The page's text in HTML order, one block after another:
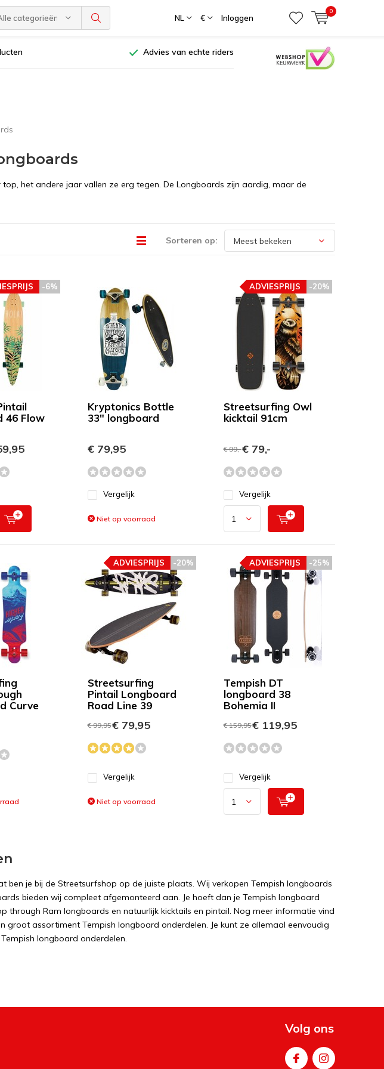
categorieën NL € Inloggen
0
Advies van echte riders
het andere jaar vallen ze erg tegen. De Longboards zijn aardig, maar de
Sorteren op:
46 Flow
-6%
Kryptonics Bottle
33" longboard
€ 79,95
Vergelijk
Niet op voorraad
Streetsurfing Owl
kicktail 91cm
-20%
ADVIESPRIJS
€ 99,-€ 79,-
Vergelijk
Curve
Streetsurfing
Pintail Longboard
Road Line 39
-20%
ADVIESPRIJS
€ 99,95€ 79,95
Vergelijk
Niet op voorraad
Tempish DT
longboard 38
Bohemia II
-25%
ADVIESPRIJS
€ 159,95€ 119,95
Vergelijk
ben je bij de Streetsurfshop op de juiste plaats. Wij verkopen Tempish longboards
bieden wij compleet afgemonteerd aan. Je hoeft dan je Tempish longboard
through Ram longboards en natuurlijk kicktails en pintail. Nog meer informatie vind
groot assortiment Tempish longboard onderdelen. Je kunt ze allemaal eenvoudig
longboard onderdelen.
voor het rijden over de dijken. Sommige Tempish longboards hebben ook een
longboard wilt kopen en je weet nog niet precies welke, dan kun je een aantal
je ons ook bellen of mailen, dan kunnen we je helpen bij de keuze van jouw
Volg ons